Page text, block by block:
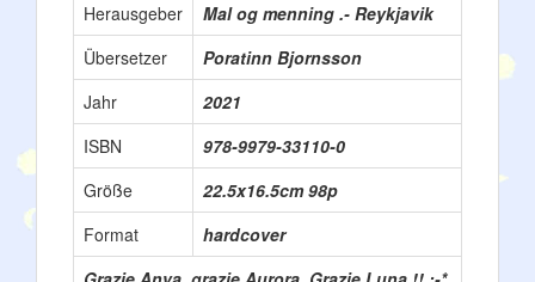
Herausgeber
Mal og menning .- Reykjavik
Übersetzer
Poratinn Bjornsson
Jahr
2021
ISBN
978-9979-33110-0
Größe
22.5x16.5cm 98p
Format
hardcover